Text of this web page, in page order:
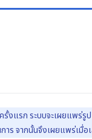
รั้งแรก ระบบจะเผยแพร่
การ จากนั้นจึงเผยแพร่เมื่